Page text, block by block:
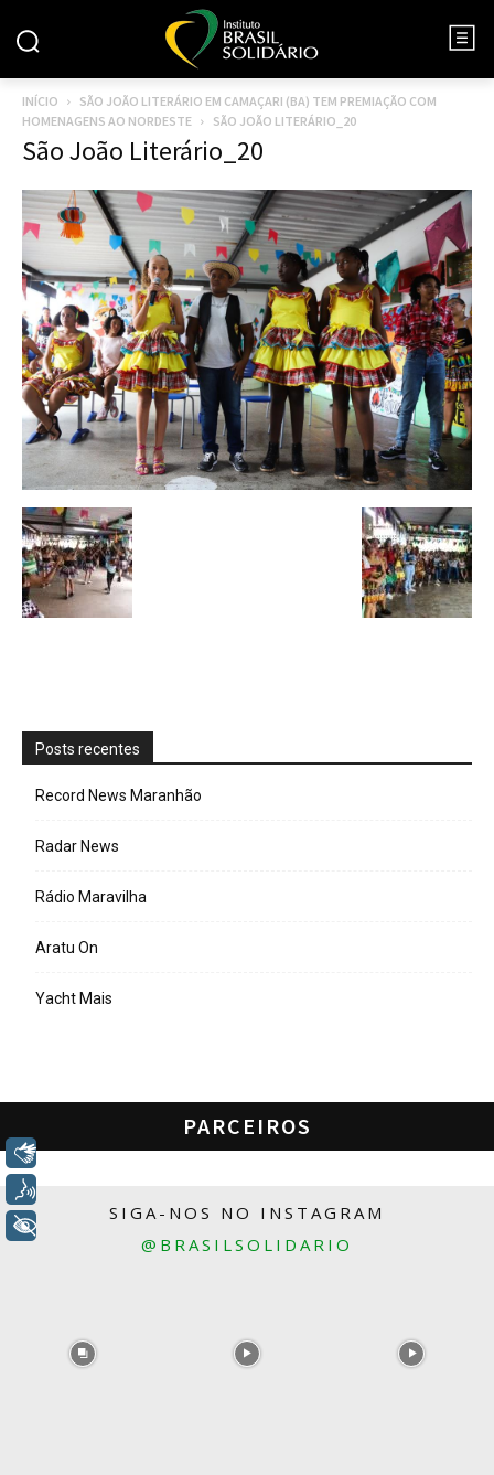
INÍCIO
SÃO JOÃO LITERÁRIO EM CAMAÇARI (BA) TEM PREMIAÇÃO COM
HOMENAGENS AO NORDESTE
SÃO JOÃO LITERÁRIO_20
São João Literário_20
Posts recentes
Record News Maranhão
Radar News
Rádio Maravilha
Aratu On
Yacht Mais
PARCEIROS
SIGA-NOS NO INSTAGRAM
@BRASILSOLIDARIO
Libras
+ Acessibilidade